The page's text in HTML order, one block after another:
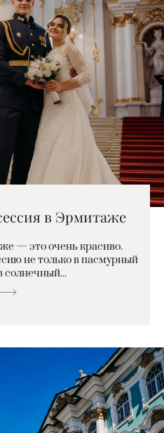
в Эрмитаже
— это очень красиво.
не только в пасмурный
солнечный...